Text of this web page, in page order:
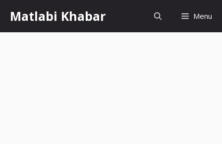
content
Matlabi Khabar Menu